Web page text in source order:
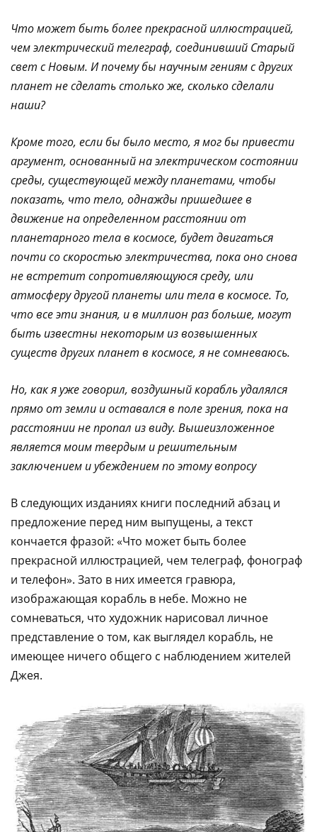
Что может быть более прекрасной иллюстрацией,
чем электрический телеграф, соединивший Старый
свет с Новым. И почему бы научным гениям с других
планет не сделать столько же, сколько сделали
наши?
Кроме того, если бы было место, я мог бы привести
аргумент, основанный на электрическом состоянии
среды, существующей между планетами, чтобы
показать, что тело, однажды пришедшее в
движение на определенном расстоянии от
планетарного тела в космосе, будет двигаться
почти со скоростью электричества, пока оно снова
не встретит сопротивляющуюся среду, или
атмосферу другой планеты или тела в космосе. То,
что все эти знания, и в миллион раз больше, могут
быть известны некоторым из возвышенных
существ других планет в космосе, я не сомневаюсь.
Но, как я уже говорил, воздушный корабль удалялся
прямо от земли и оставался в поле зрения, пока на
расстоянии не пропал из виду. Вышеизложенное
является моим твердым и решительным
заключением и убеждением по этому вопросу
В следующих изданиях книги последний абзац и
предложение перед ним выпущены, а текст
кончается фразой: «Что может быть более
прекрасной иллюстрацией, чем телеграф, фонограф
и телефон». Зато в них имеется гравюра,
изображающая корабль в небе. Можно не
сомневаться, что художник нарисовал личное
представление о том, как выглядел корабль, не
имеющее ничего общего с наблюдением жителей
Джея.